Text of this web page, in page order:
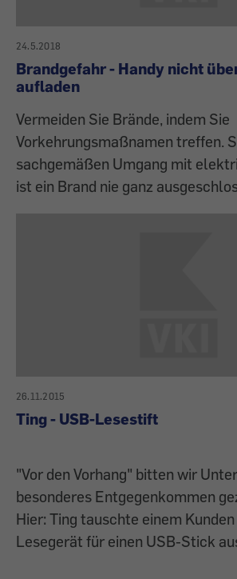
24.5.2018
Brandgefahr - Handy nicht
aufladen
Vermeiden Sie Brände, indem Sie
Vorkehrungsmaßnamen treffen.
sachgemäßen Umgang mit
ist ein Brand nie ganz
26.11.2015
Ting - USB-Lesestift
"Vor den Vorhang" bitten wir
besonderes Entgegenkommen
Hier: Ting tauschte einem
Lesegerät für einen USB-Stick